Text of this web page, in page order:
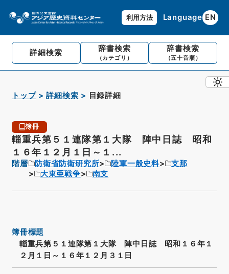
利用方法 Language EN
詳細検索 辞書検索
（カテゴリ）
辞書検索
（五十音順）
トップ 詳細検索 目録詳細
簿冊
輜重兵第５１連隊第１大隊 陣中日誌 昭和
１６年１２月１日～１...
階層 防衛省防衛研究所 陸軍一般史料
支那
大東亜戦争
南支
簿冊標題
輜重兵第５１連隊第１大隊 陣中日誌 昭和１６年１
２月１日～１６年１２月３１日